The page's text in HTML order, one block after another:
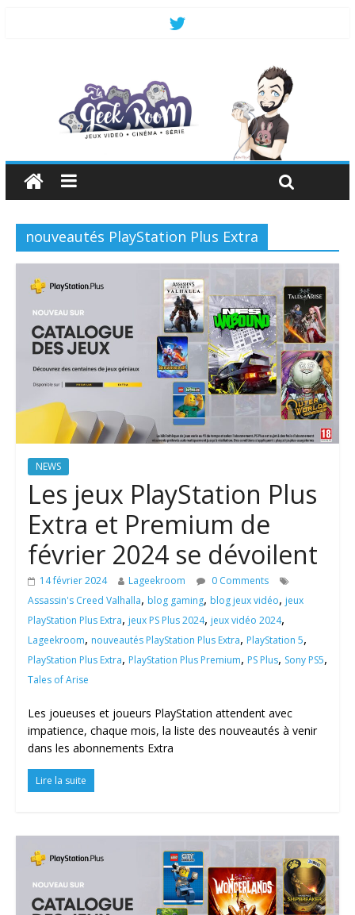
nouveautés PlayStation Plus Extra
NEWS
Les jeux PlayStation Plus
Extra et Premium de
février 2024 se dévoilent
14 février 2024 Lageekroom
0 Comments
Assassin's Creed Valhalla, blog gaming, blog jeux vidéo, jeux
PlayStation Plus Extra, jeux PS Plus 2024, jeux vidéo 2024,
Lageekroom, nouveautés PlayStation Plus Extra, PlayStation 5,
PlayStation Plus Extra, PlayStation Plus Premium, PS Plus, Sony PS5,
Tales of Arise
Les joueuses et joueurs PlayStation attendent avec
impatience, chaque mois, la liste des nouveautés à venir
dans les abonnements Extra
Lire la suite